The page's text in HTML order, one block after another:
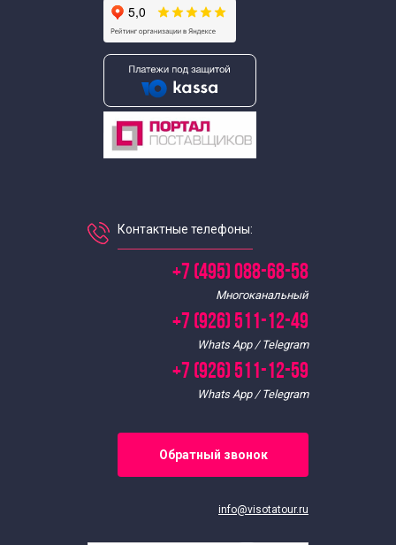
Контактные телефоны:
+7 (495) 088-68-58
Многоканальный
+7 (926) 511-12-49
Whats App / Telegram
+7 (926) 511-12-59
Whats App / Telegram
Обратный звонок
info@visotatour.ru